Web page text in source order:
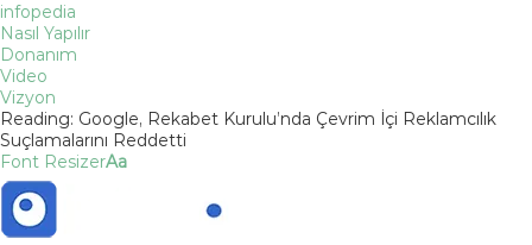
infopedia
Nasıl Yapılır
Donanım
Video
Vizyon
Reading: Google, Rekabet Kurulu’nda Çevrim İçi Reklamcılık
Suçlamalarını Reddetti
Font ResizerAa